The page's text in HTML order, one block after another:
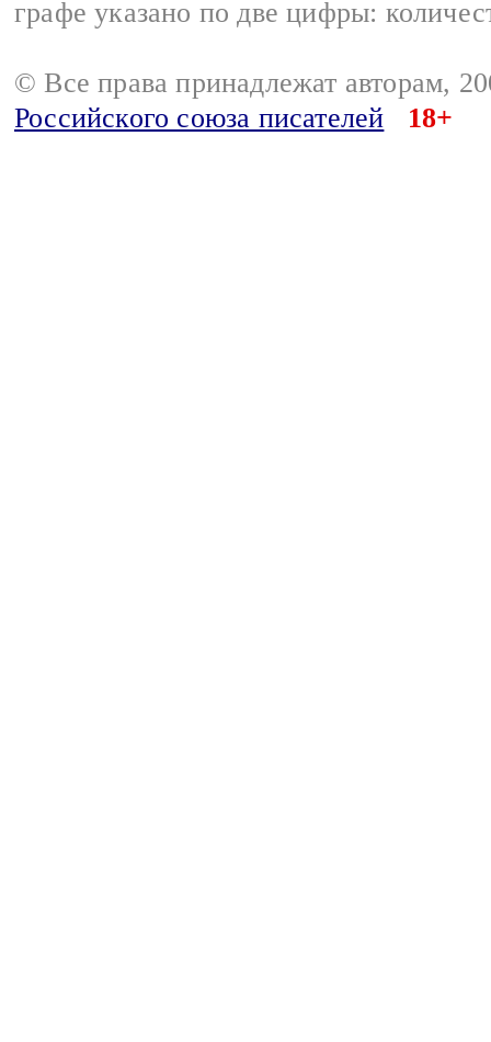
графе указано по две цифры:
© Все права принадлежат авторам,
Российского союза писателей
18+